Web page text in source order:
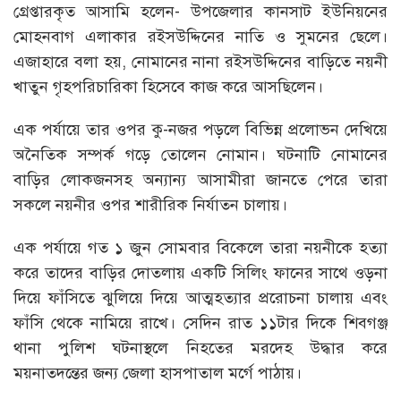
গ্রেপ্তারকৃত আসামি হলেন- উপজেলার কানসাট ইউনিয়নের
মোহনবাগ এলাকার রইসউদ্দিনের নাতি ও সুমনের ছেলে।
এজাহারে বলা হয়, নোমানের নানা রইসউদ্দিনের বাড়িতে নয়নী
খাতুন গৃহপরিচারিকা হিসেবে কাজ করে আসছিলেন।
এক পর্যায়ে তার ওপর কু-নজর পড়লে বিভিন্ন প্রলোভন দেখিয়ে
অনৈতিক সম্পর্ক গড়ে তোলেন নোমান। ঘটনাটি নোমানের
বাড়ির লোকজনসহ অন্যান্য আসামীরা জানতে পেরে তারা
সকলে নয়নীর ওপর শারীরিক নির্যাতন চালায়।
এক পর্যায়ে গত ১ জুন সোমবার বিকেলে তারা নয়নীকে হত্যা
করে তাদের বাড়ির দোতলায় একটি সিলিং ফানের সাথে ওড়না
দিয়ে ফাঁসিতে ঝুলিয়ে দিয়ে আত্মহত্যার প্ররোচনা চালায় এবং
ফাঁসি থেকে নামিয়ে রাখে। সেদিন রাত ১১টার দিকে শিবগঞ্জ
থানা পুলিশ ঘটনাস্থলে নিহতের মরদেহ উদ্ধার করে
ময়নাতদন্তের জন্য জেলা হাসপাতাল মর্গে পাঠায়।